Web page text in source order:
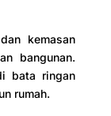
kemasan
bangunan.
bata ringan
rumah.